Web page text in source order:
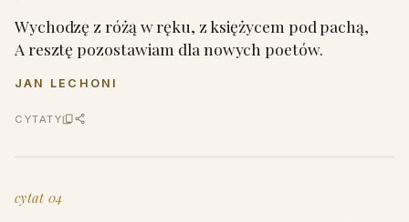
Wychodzę z różą w ręku, z księżycem pod pachą,
A resztę pozostawiam dla nowych poetów.
JAN LECHONI
CYTATY
cytat 04